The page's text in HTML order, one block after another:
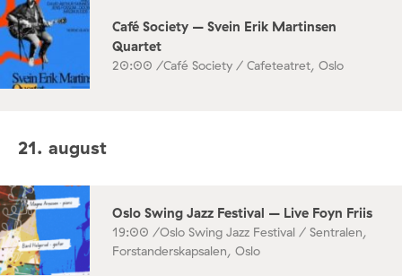
Café Society – Svein Erik Martinsen
Quartet
20:00 /Café Society / Cafeteatret, Oslo
21. august
Oslo Swing Jazz Festival – Live Foyn Friis
19:00 /Oslo Swing Jazz Festival / Sentralen,
Forstanderskapsalen, Oslo